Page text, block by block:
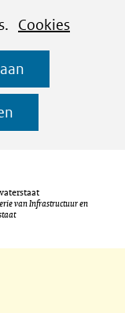
Cookies
van Infrastructuur en